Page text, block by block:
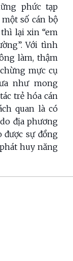
phức tạp
số cán bộ
lại xin “em
Với tình
làm, thậm
mực cụ
như mong
trẻ hóa cán
quan là có
địa phương
được sự đồng
huy năng